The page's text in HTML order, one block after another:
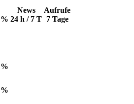
%
News
24 h / 7 T
Aufrufe
7 Tage
%
%